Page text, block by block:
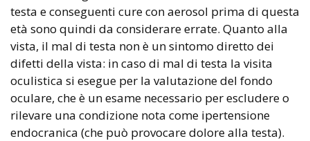
testa e conseguenti cure con aerosol prima di questa
età sono quindi da considerare errate. Quanto alla
vista, il mal di testa non è un sintomo diretto dei
difetti della vista: in caso di mal di testa la visita
oculistica si esegue per la valutazione del fondo
oculare, che è un esame necessario per escludere o
rilevare una condizione nota come ipertensione
endocranica (che può provocare dolore alla testa).